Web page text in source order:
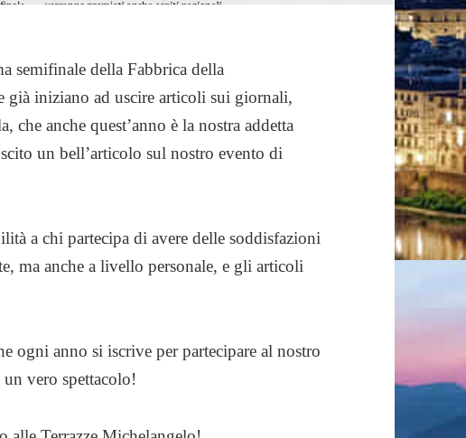
semifinale della Fabbrica della
iniziano ad uscire articoli sui giornali,
che anche quest’anno è la nostra addetta
un bell’articolo sul nostro evento di
a chi partecipa di avere delle soddisfazioni
ma anche a livello personale, e gli articoli
ogni anno si iscrive per partecipare al nostro
vero spettacolo!